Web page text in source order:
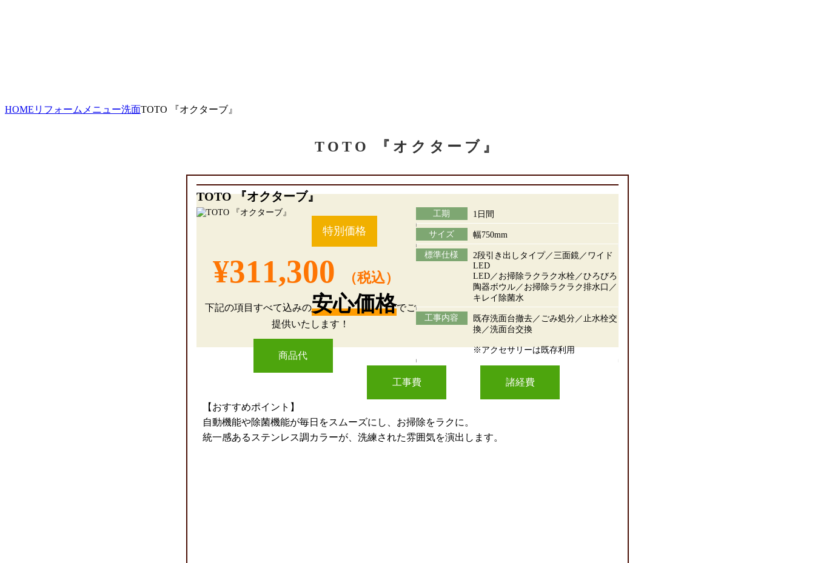
HOME リフォームメニュー洗面TOTO 『オクターブ』
TOTO 『オクターブ』
TOTO 『オクターブ』
工期 1日間
サイズ 幅750mm
標準仕様
2段引き出しタイプ／三面鏡／ワイド
LED
LED／お掃除ラクラク水栓／ひろびろ
陶器ボウル／お掃除ラクラク排水口／
キレイ除菌水
工事内容
既存洗面台撤去／ごみ処分／止水栓交
換／洗面台交換
※アクセサリーは既存利用
特別価格
¥311,300 （税込）
下記の項目すべて込みの安心価格でご
提供いたします！
商品代
工事費 諸経費
【おすすめポイント】
自動機能や除菌機能が毎日をスムーズにし、お掃除をラクに。
統一感あるステンレス調カラーが、洗練された雰囲気を演出します。